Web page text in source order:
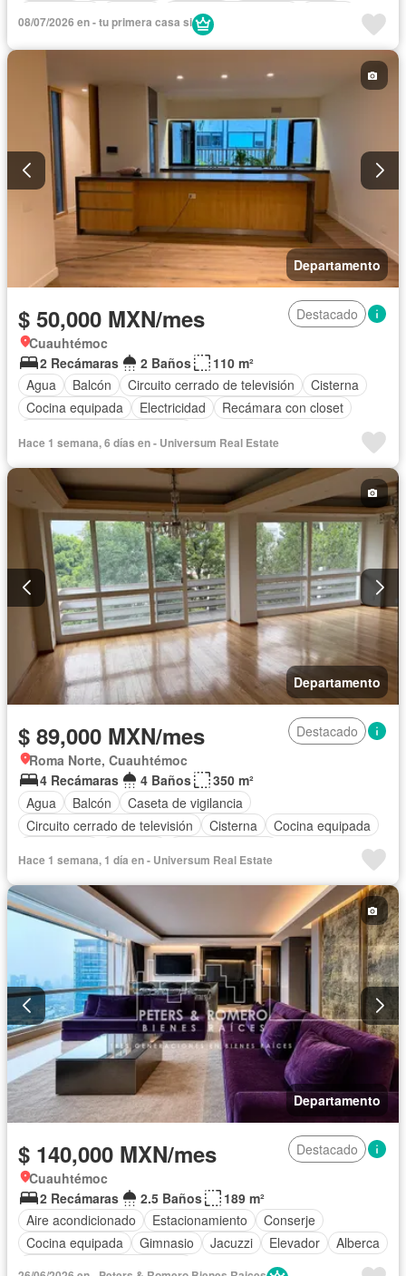
Recámara con closet
Wifi Permite mascotas
08/07/2026 en - tu primera casa si
Departamento
$ 50,000 MXN/mes
Destacado
Cuauhtémoc
2 Recámaras
2 Baños
110 m²
Agua
Balcón Circuito cerrado de televisión
Cisterna
Cocina equipada
Electricidad
Recámara con closet
Hace 1 semana, 6 días en - Universum Real Estate
Departamento
$ 89,000 MXN/mes
Destacado
Roma Norte, Cuauhtémoc
4 Recámaras
4 Baños
350 m²
Agua
Balcón
Caseta de vigilancia
Circuito cerrado de televisión
Cisterna
Cocina equipada
Recámara con closet
Seguridad
Vista panorámica
Permite mascotas
Hace 1 semana, 1 día en - Universum Real Estate
Departamento
$ 140,000 MXN/mes
Destacado
Cuauhtémoc
2 Recámaras
2.5 Baños
189 m²
Aire acondicionado
Estacionamiento
Conserje
Cocina equipada
Gimnasio Jacuzzi Elevador
Alberca